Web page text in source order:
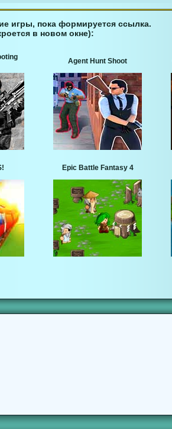
игры, пока формируется ссылка.
в новом окне):
Agent Hunt Shoot
Epic Battle Fantasy 4